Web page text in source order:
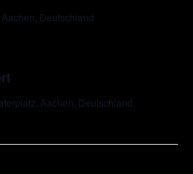
Deutschland
Aachen, Deutschland